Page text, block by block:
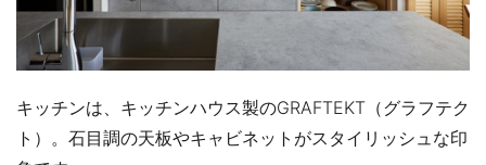
キッチンは、キッチンハウス製のGRAFTEKT（グラフテク
ト）。石目調の天板やキャビネットがスタイリッシュな印